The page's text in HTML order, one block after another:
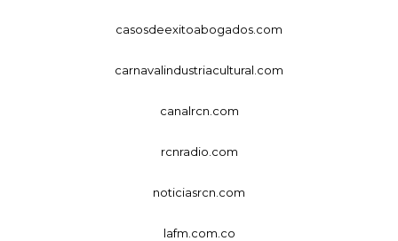
casosdeexitoabogados.com
carnavalindustriacultural.com
canalrcn.com
rcnradio.com
noticiasrcn.com
lafm.com.co